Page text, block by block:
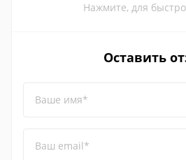
Нажмите, для
Оставить
Ваше имя*
Ваш email*